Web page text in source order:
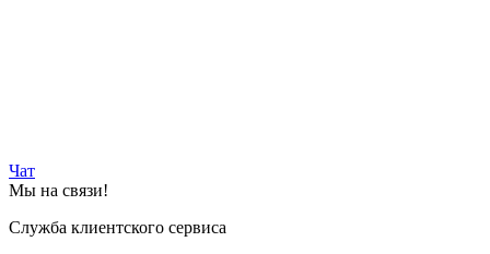
Чат
Мы на связи!
Служба клиентского сервиса